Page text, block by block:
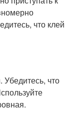
что клей
Убедитесь, что